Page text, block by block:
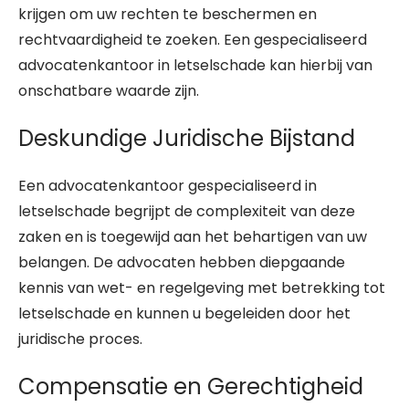
krijgen om uw rechten te beschermen en
rechtvaardigheid te zoeken. Een gespecialiseerd
advocatenkantoor in letselschade kan hierbij van
onschatbare waarde zijn.
Deskundige Juridische Bijstand
Een advocatenkantoor gespecialiseerd in
letselschade begrijpt de complexiteit van deze
zaken en is toegewijd aan het behartigen van uw
belangen. De advocaten hebben diepgaande
kennis van wet- en regelgeving met betrekking tot
letselschade en kunnen u begeleiden door het
juridische proces.
Compensatie en Gerechtigheid